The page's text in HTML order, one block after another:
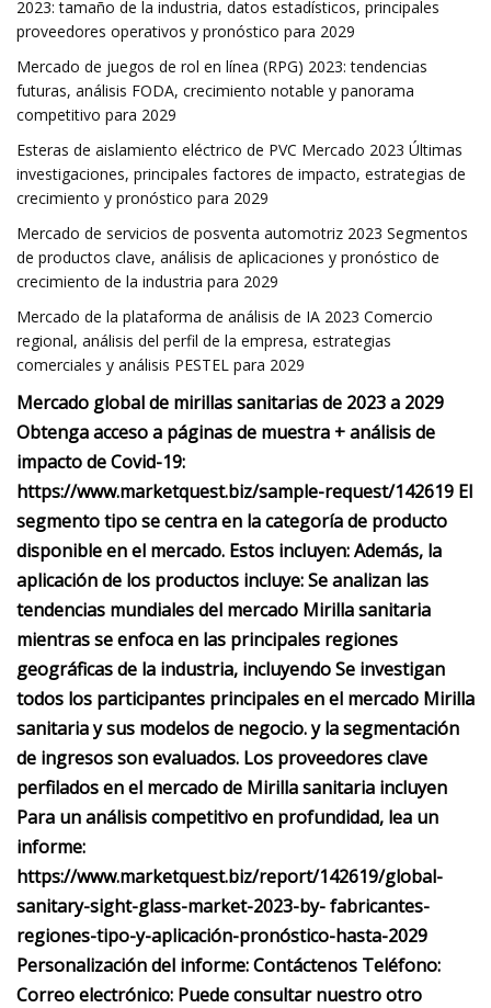
2023: tamaño de la industria, datos estadísticos, principales
proveedores operativos y pronóstico para 2029
Mercado de juegos de rol en línea (RPG) 2023: tendencias
futuras, análisis FODA, crecimiento notable y panorama
competitivo para 2029
Esteras de aislamiento eléctrico de PVC Mercado 2023 Últimas
investigaciones, principales factores de impacto, estrategias de
crecimiento y pronóstico para 2029
Mercado de servicios de posventa automotriz 2023 Segmentos
de productos clave, análisis de aplicaciones y pronóstico de
crecimiento de la industria para 2029
Mercado de la plataforma de análisis de IA 2023 Comercio
regional, análisis del perfil de la empresa, estrategias
comerciales y análisis PESTEL para 2029
Mercado global de mirillas sanitarias de 2023 a 2029
Obtenga acceso a páginas de muestra + análisis de
impacto de Covid-19:
https://www.marketquest.biz/sample-request/142619 El
segmento tipo se centra en la categoría de producto
disponible en el mercado. Estos incluyen: Además, la
aplicación de los productos incluye: Se analizan las
tendencias mundiales del mercado Mirilla sanitaria
mientras se enfoca en las principales regiones
geográficas de la industria, incluyendo Se investigan
todos los participantes principales en el mercado Mirilla
sanitaria y sus modelos de negocio. y la segmentación
de ingresos son evaluados. Los proveedores clave
perfilados en el mercado de Mirilla sanitaria incluyen
Para un análisis competitivo en profundidad, lea un
informe:
https://www.marketquest.biz/report/142619/global-
sanitary-sight-glass-market-2023-by- fabricantes-
regiones-tipo-y-aplicación-pronóstico-hasta-2029
Personalización del informe: Contáctenos Teléfono:
Correo electrónico: Puede consultar nuestro otro